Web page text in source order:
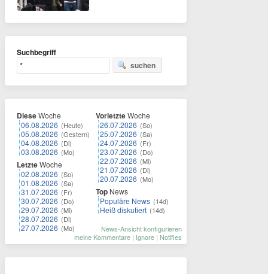
Suchbegriff
suchen
DieseWoche
06.08.2026 (Heute)
05.08.2026 (Gestern)
04.08.2026 (Di)
03.08.2026 (Mo)
LetzteWoche
02.08.2026 (So)
01.08.2026 (Sa)
31.07.2026 (Fr)
30.07.2026 (Do)
29.07.2026 (Mi)
28.07.2026 (Di)
27.07.2026 (Mo)
VorletzteWoche
26.07.2026 (So)
25.07.2026 (Sa)
24.07.2026 (Fr)
23.07.2026 (Do)
22.07.2026 (Mi)
21.07.2026 (Di)
20.07.2026 (Mo)
Top News
Populäre News (14d)
Heiß diskutiert (14d)
News-Ansicht konfigurieren
meine Kommentare | Ignore | Notifies